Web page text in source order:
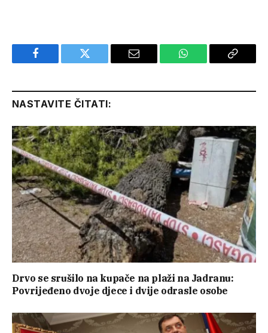
Facebook Twitter Email WhatsApp Copy
NASTAVITE ČITATI:
Drvo se srušilo na kupače na plaži na Jadranu:
Povrijeđeno dvoje djece i dvije odrasle osobe